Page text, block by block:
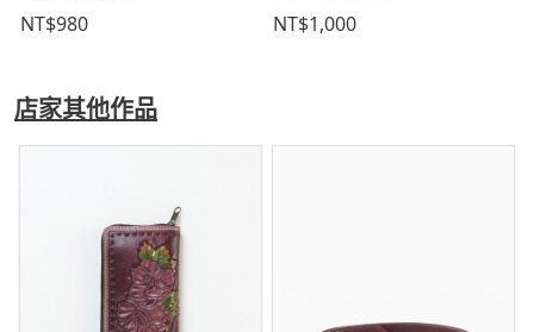
NT$980 NT$1,000
店家其他作品